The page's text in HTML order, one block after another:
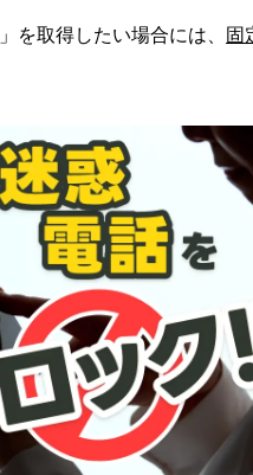
」を取得したい場合には、 固